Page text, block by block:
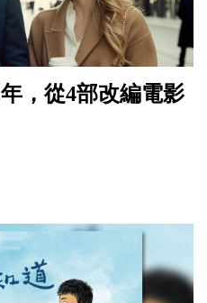
，從4部改編電影